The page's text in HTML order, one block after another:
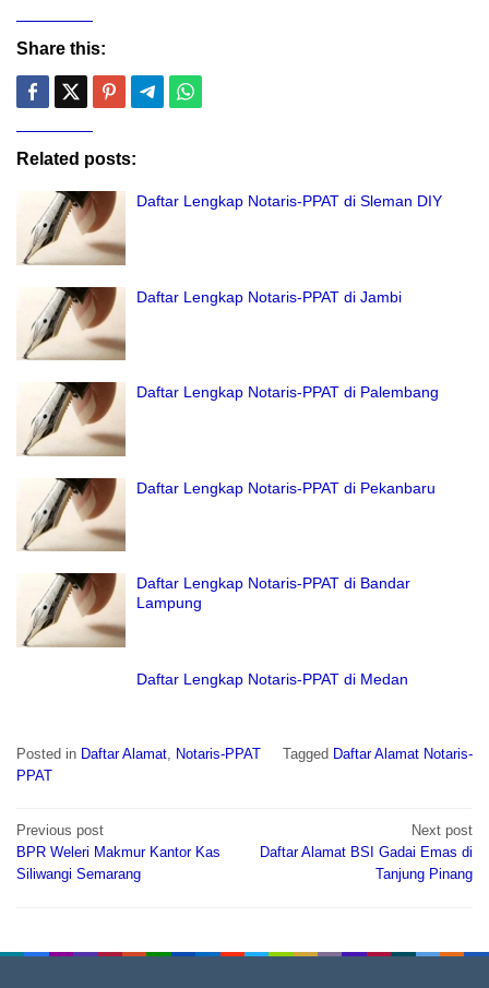
Share this:
Related posts:
Daftar Lengkap Notaris-PPAT di Sleman DIY
Daftar Lengkap Notaris-PPAT di Jambi
Daftar Lengkap Notaris-PPAT di Palembang
Daftar Lengkap Notaris-PPAT di Pekanbaru
Daftar Lengkap Notaris-PPAT di Bandar
Lampung
Daftar Lengkap Notaris-PPAT di Medan
Posted in Daftar Alamat Notaris-PPAT Tagged Daftar Alamat Notaris-
PPAT
Post
navigation
Previous post
BPR Weleri Makmur Kantor Kas
Siliwangi Semarang
Next post
Daftar Alamat BSI Gadai Emas di
Tanjung Pinang